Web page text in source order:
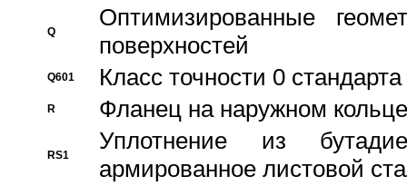
Q
Оптимизированные
поверхностей
Q601 Класс точности 0
R Фланец на наружном кольце
RS1
Уплотнение из
армированное листовой